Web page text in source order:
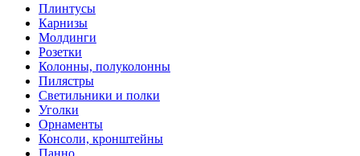
Плинтусы
Карнизы
Молдинги
Розетки
Колонны, полуколонны
Пилястры
Светильники и полки
Уголки
Орнаменты
Консоли, кронштейны
Панно